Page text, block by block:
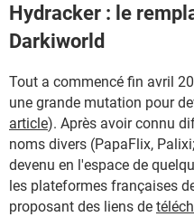
Hydracker : le
Darkiworld
Tout a commencé fin avril
une grande mutation pour
article). Après avoir connu
noms divers (PapaFlix,
devenu en l'espace de
les plateformes françaises
proposant des liens de